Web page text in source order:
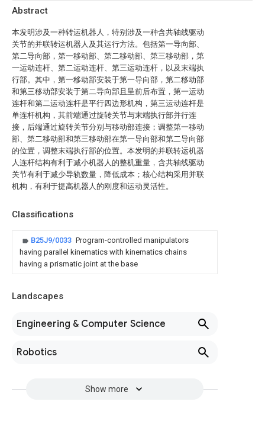
Abstract
本发明涉及一种转运机器人，特别涉及一种含共轴线驱动
关节的并联转运机器人及其运行方法。包括第一导向部、
第二导向部，第一移动部、第二移动部、第三移动部，第
一运动连杆、第二运动连杆、第三运动连杆，以及末端执
行部。其中，第一移动部安装于第一导向部，第二移动部
和第三移动部安装于第二导向部且呈前后布置，第一运动
连杆和第二运动连杆是平行四边形机构，第三运动连杆是
单连杆机构，其前端通过旋转关节与末端执行部并行连
接，后端通过旋转关节分别与移动部连接；调整第一移动
部、第二移动部和第三移动部在第一导向部和第二导向部
的位置，调整末端执行部的位置。本发明的并联转运机器
人连杆结构有利于减小机器人的整机重量，含共轴线驱动
关节有利于减少导轨数量，降低成本；核心结构采用并联
机构，有利于提高机器人的刚度和运动灵活性。
Classifications
B25J9/0033 Program-controlled manipulators
having parallel kinematics with kinematics chains
having a prismatic joint at the base
Landscapes
Engineering & Computer Science
Robotics
Show more